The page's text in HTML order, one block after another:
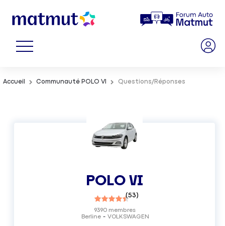
Accueil Communauté POLO VI Questions/Réponses
POLO VI
(53)
Berline VOLKSWAGEN
9390membres